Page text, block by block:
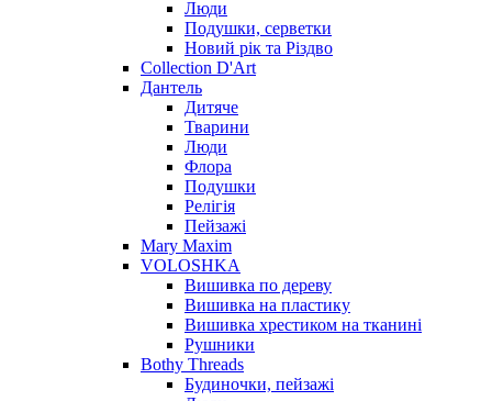
Люди
Подушки, серветки
Новий рік та Різдво
Collection D'Art
Дантель
Дитяче
Тварини
Люди
Флора
Подушки
Релігія
Пейзажі
Mary Maxim
VOLOSHKA
Вишивка по дереву
Вишивка на пластику
Вишивка хрестиком на тканині
Рушники
Bothy Threads
Будиночки, пейзажі